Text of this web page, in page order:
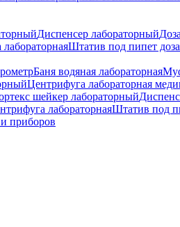
Диспенсер лабораторный
Штатив под пипет
Баня водяная лабораторная
Центрифуга лабораторная
шейкер лабораторный
лабораторнаяШтатив под
приборов